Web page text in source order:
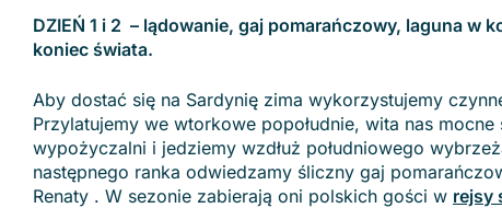
DZIEŃ 1 i 2 – lądowanie, gaj pomarańczowy, laguna w
koniec świata.
Aby dostać się na Sardynię zima wykorzystujemy
Przylatujemy we wtorkowe popołudnie, wita nas
wypożyczalni i jedziemy wzdłuż południowego
następnego ranka odwiedzamy śliczny gaj
Renaty . W sezonie zabierają oni polskich gości w rejsy